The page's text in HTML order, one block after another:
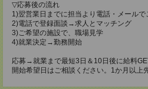
▽応募後の流れ
1)翌営業日までに担当より電話・メールで
2)電話で登録面談→求人とマッチング
3)ご希望の施設で、職場見学
4)就業決定→勤務開始
応募→就業まで最短3日＆10日後に給料
開始希望日はご相談ください。1か月以上